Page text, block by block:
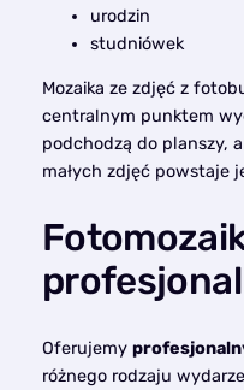
urodzin
studniówek
Mozaika ze zdjęć z
centralnym punktem
podchodzą do planszy,
małych zdjęć powstaje
Oferujemy
różnego rodzaju